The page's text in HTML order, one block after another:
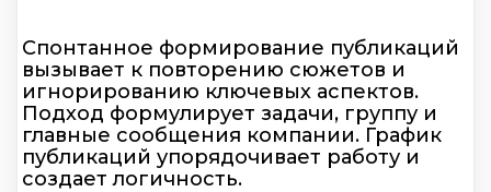
Спонтанное формирование публикаций
вызывает к повторению сюжетов и
игнорированию ключевых аспектов.
Подход формулирует задачи, группу и
главные сообщения компании. График
публикаций упорядочивает работу и
создает логичность.